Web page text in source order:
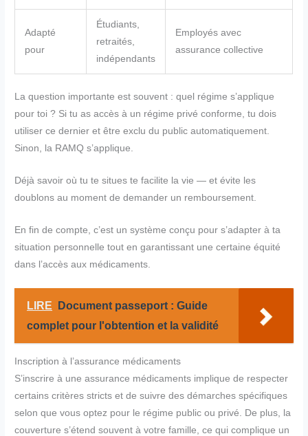
Adapté
pour
Étudiants,
retraités,
indépendants
Employés avec
assurance collective
La question importante est souvent : quel régime s’applique
pour toi ? Si tu as accès à un régime privé conforme, tu dois
utiliser ce dernier et être exclu du public automatiquement.
Sinon, la RAMQ s’applique.
Déjà savoir où tu te situes te facilite la vie — et évite les
doublons au moment de demander un remboursement.
En fin de compte, c’est un système conçu pour s’adapter à ta
situation personnelle tout en garantissant une certaine équité
dans l’accès aux médicaments.
LIRE
Document passeport : Guide
complet pour l'obtention et la validité
Inscription à l’assurance médicaments
S’inscrire à une assurance médicaments implique de respecter
certains critères stricts et de suivre des démarches spécifiques
selon que vous optez pour le régime public ou privé. De plus, la
couverture s’étend souvent à votre famille, ce qui complique un